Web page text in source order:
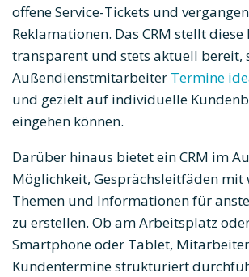
offene Service-Tickets und
Reklamationen. Das CRM stellt diese
transparent und stets aktuell bereit,
Außendienstmitarbeiter Termine
und gezielt auf individuelle
eingehen können.
Darüber hinaus bietet ein CRM im
Möglichkeit, Gesprächsleitfäden mit
Themen und Informationen für
zu erstellen. Ob am Arbeitsplatz
Smartphone oder Tablet,
Kundentermine strukturiert